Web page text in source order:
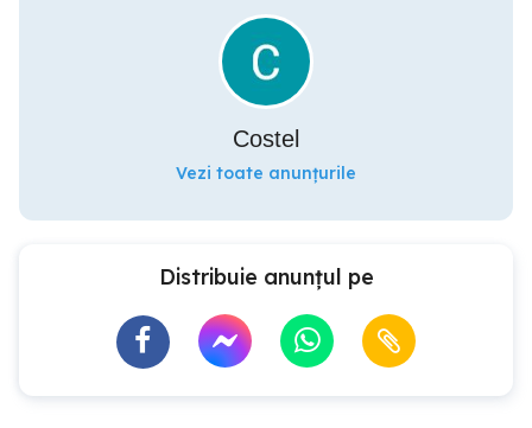
Costel
Vezi toate anunțurile
Distribuie anunțul pe